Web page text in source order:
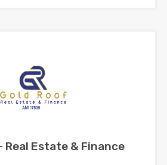
Real Estate & Finance